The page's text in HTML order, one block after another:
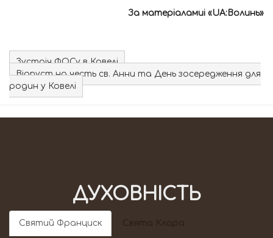
За матеріаламиі «UA:Волинь»
Зустріч ФОСу в Ковелі
Відпуст на честь св. Анни та День зосередження для
родин у Ковелі
ДУХОВНІСТЬ
Святий Франциск Свята Клара